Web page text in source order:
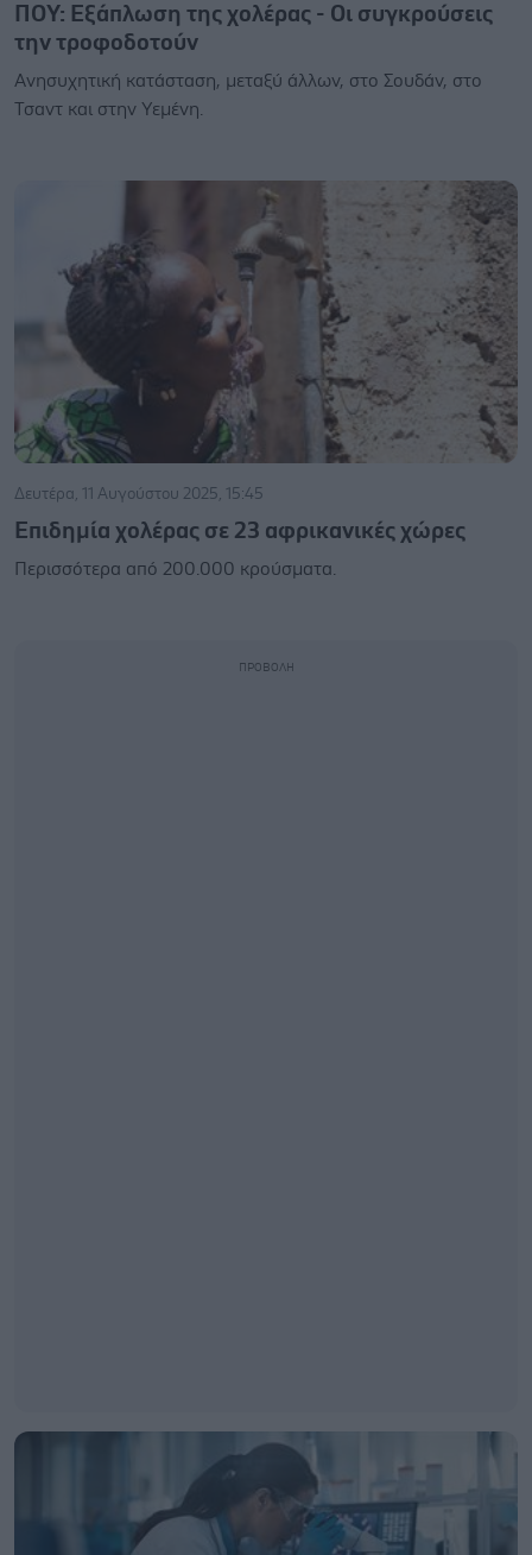
ΠΟΥ: Εξάπλωση της χολέρας - Οι συγκρούσεις
την τροφοδοτούν
Ανησυχητική κατάσταση, μεταξύ άλλων, στο Σουδάν, στο
Τσαντ και στην Υεμένη.
Δευτέρα, 11 Αυγούστου 2025, 15:45
Επιδημία χολέρας σε 23 αφρικανικές χώρες
Περισσότερα από 200.000 κρούσματα.